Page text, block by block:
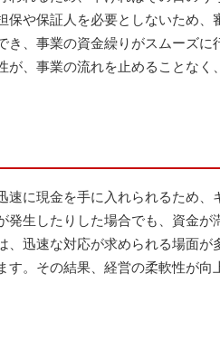
保や保証人を必要としないため、
、事業の資金繰りがスムーズに
が、事業の流れを止めることなく
速に現金を手に入れられるため、
生したりした場合でも、資金が
、迅速な対応が求められる場面が
す。その結果、経営の柔軟性が向